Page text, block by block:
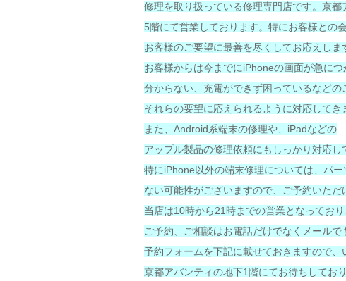
修理を取り扱っている修理専門店です。京
5階にて営業しております。特にお客様との
お客様のご要望に最善を尽くしてお応えしま
お客様からは今までにiPhoneの画面が急に
分からない、充電ができず困っているなどの
それらの要望に応えられるように対応してき
また、Android系端末の修理や、iPadなどの
アップル製品の修理依頼にもしっかり対応し
特にiPhone以外の端末修理については、パー
ない可能性がございますので、ご予約いただ
当店は10時から21時までの営業となってお
ご予約、ご相談はお電話だけでなくメールで
予約フォームを下記に載せておきますので、
京都アバンティの地下1階にてお待ちしており